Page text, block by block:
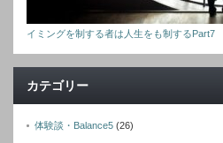
イミングを制する者は人生をも制するPart7
カテゴリー
体験談・Balance5 (26)